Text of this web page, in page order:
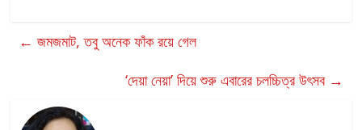
← জমজমাট, তবু অনেক ফাঁক রয়ে গেল
‘দেয়া নেয়া’ দিয়ে শুরু এবারের চলচ্চিত্র উৎসব →